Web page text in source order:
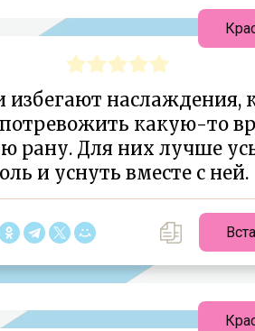
наслаждения,
потревожить какую-то
рану. Для них лучше
и уснуть вместе с ней.